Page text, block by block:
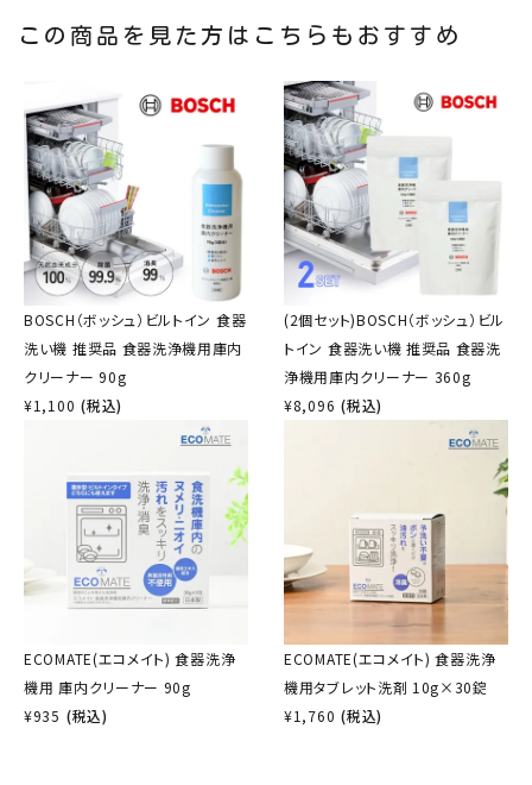
この商品を見た方はこちらもおすすめ
BOSCH（ボッシュ）ビルトイン 食器
洗い機 推奨品 食器洗浄機用庫内
クリーナー 90g
¥1,100 (税込)
(2個セット)BOSCH（ボッシュ）ビル
トイン 食器洗い機 推奨品 食器洗
浄機用庫内クリーナー 360g
¥8,096 (税込)
ECOMATE(エコメイト) 食器洗浄
機用 庫内クリーナー 90g
¥935 (税込)
ECOMATE(エコメイト) 食器洗浄
機用タブレット洗剤 10g×30錠
¥1,760 (税込)